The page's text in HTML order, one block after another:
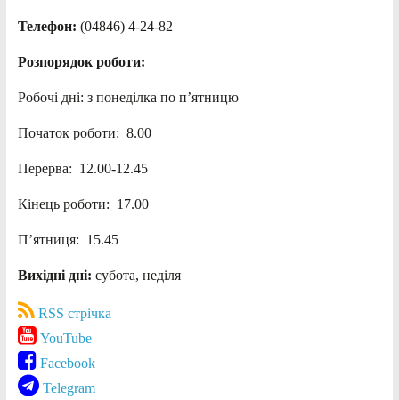
Телефон: (04846) 4-24-82
Розпорядок роботи:
Робочі дні: з понеділка по п’ятницю
Початок роботи: 8.00
Перерва: 12.00-12.45
Кінець роботи: 17.00
П’ятниця: 15.45
Вихідні дні: субота, неділя
RSS стрічка
YouTube
Facebook
Telegram